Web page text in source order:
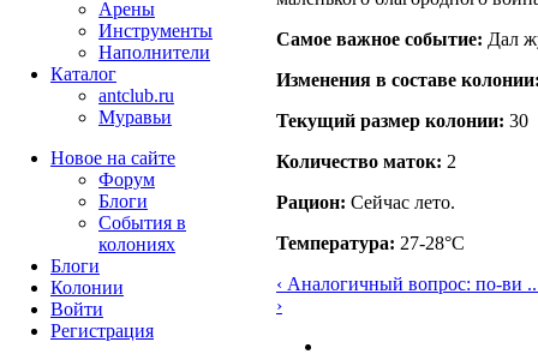
Самое важное событие: Дал
Изменения в составе
Текущий размер кoлонии: 30
Количество маток: 2
Рацион: Сейчас лето.
Температура: 27-28°C
‹ Аналогичный вопрос: по-ви
›
Арены
Инструменты
Наполнители
Каталог
antclub.ru
Муравьи
Новое на сайте
Форум
Блоги
События в
колониях
Блоги
Колонии
Войти
Peгиcтpaция